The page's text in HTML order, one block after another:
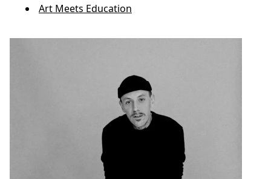
Art Meets Education